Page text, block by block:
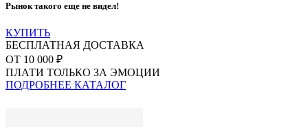
Рынок такого еще не видел!
КУПИТЬ
БЕСПЛАТНАЯ ДОСТАВКА
ОТ 10 000 ₽
ПЛАТИ ТОЛЬКО ЗА ЭМОЦИИ
ПОДРОБНЕЕ КАТАЛОГ